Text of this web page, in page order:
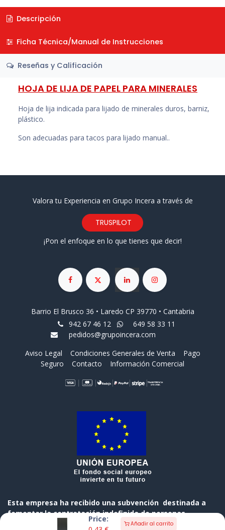
Price:
Añadir al carrito
Descripción
Ficha Técnica/Manual de Instrucciones
Reseñas y Calificación
HOJA DE LIJA DE PAPEL PARA MINERALES
Hoja de lija indicada para lijado de minerales duros, barniz,
plástico.
Son adecuadas para tacos para lijado manual..
Valora tu Experiencia en Grupo Incera a través de
TRUSPILOT
¡Pon el enfoque en lo que tienes que decir!
Barrio El Brusco 36 • Laredo CP 39770 • Cantabria
942 67 46 12
649 58 33 11
pedidos@grupoincera.com
Aviso Legal
Condiciones Generales de Venta
Pago
Seguro
Contacto Información Comercial
Esta empresa ha recibido una subvención destinada a
fomentar la contratación indefinida de personas
desempleadas, cofinanciada al 50 % por el Gobierno de